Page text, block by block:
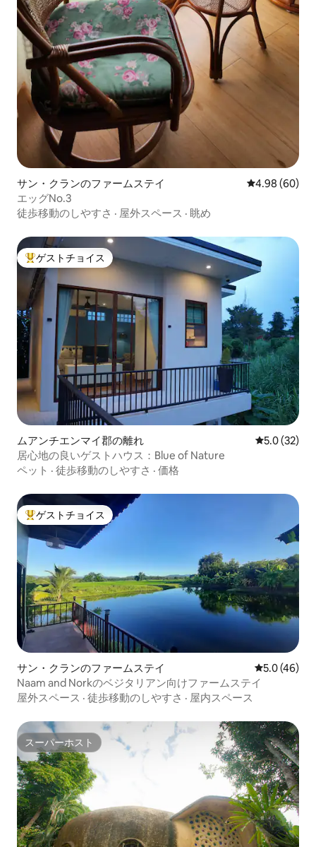
サン・クランのファームステイ レビュー60件
4.98 (60)
エッグNo.3
徒歩移動のしやすさ · 屋外スペース · 眺め
大好評のゲストチョイスです。
ゲストチョイス
ムアンチエンマイ郡の離れ レビュー32
5.0 (32)
居心地の良いゲストハウス：Blue of Nature
ペット · 徒歩移動のしやすさ · 価格
大好評のゲストチョイスです。
ゲストチョイス
サン・クランのファームステイ レビュー46
5.0 (46)
Naam and Norkのベジタリアン向けファームステイ
屋外スペース · 徒歩移動のしやすさ · 屋内スペース
スーパーホスト
スーパーホスト